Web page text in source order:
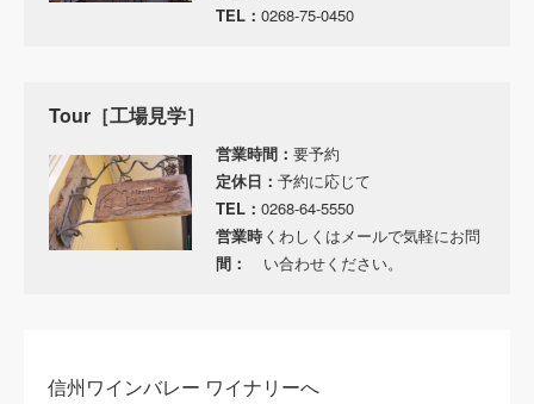
信州ワインバレー ワイナリーへ
TEL： 0268-75-0450
Tour［工場見学］
営業時間： 要予約
定休日： 予約に応じて
TEL： 0268-64-5550
営業時
間：
くわしくはメールで気軽にお問
い合わせください。